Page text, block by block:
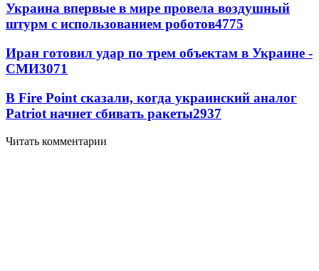
Украина впервые в мире провела воздушный
штурм с использованием роботов4775
Иран готовил удар по трем объектам в Украине -
СМИ3071
В Fire Point сказали, когда украинский аналог
Patriot начнет сбивать ракеты2937
Читать комментарии